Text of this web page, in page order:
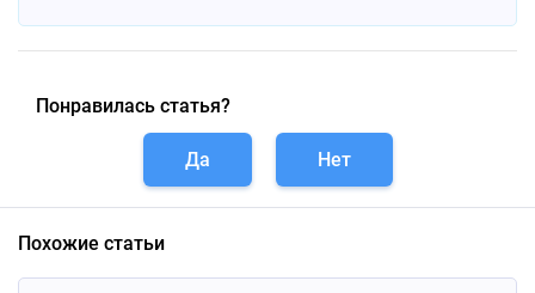
Понравилась статья?
Да Нет
Похожие статьи